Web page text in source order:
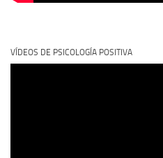
VÍDEOS DE PSICOLOGÍA POSITIVA